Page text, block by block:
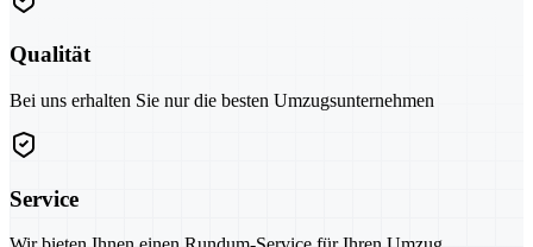
Qualität
Bei uns erhalten Sie nur die besten Umzugsunternehmen
Service